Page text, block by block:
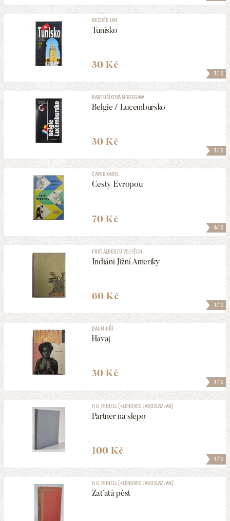
7/10
BEZDĚK JAN
Tunisko
30 Kč
7/10
BARTOŠÍKOVÁ MIROSLAVA
Belgie / Lucembursko
30 Kč
6/10
ČAPEK KAREL
Cesty Evropou
70 Kč
7/10
FRIČ ALBERTO VOJTĚCH
Indiáni Jižní Ameriky
60 Kč
7/10
BAUM JIŘÍ
Havaj
30 Kč
7/10
H.G. RUBELL [=LEHOVEC JAROSLAV JAN]
Partner na slepo
100 Kč
H.G. RUBELL [=LEHOVEC JAROSLAV JAN]
Zaťatá pěst